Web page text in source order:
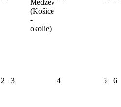
Medzev
(Košice
-
okolie)
2 3 4 5 6